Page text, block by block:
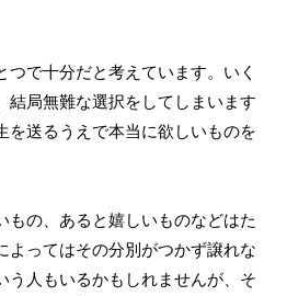
つで十分だと考えています。いく
結局無難な選択をしてしまいます
を送るうえで本当に欲しいものを
もの、あると嬉しいものなどはた
よってはその分別がつかず譲れな
う人もいるかもしれませんが、そ